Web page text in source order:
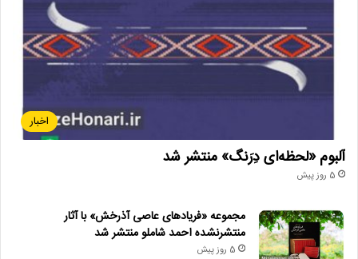
اخبار
آلبوم «لحظه‌ای دِرَنگ» منتشر شد
5 روز پیش
مجموعه «فریادهای عاصی آذرخش» با آثار
منتشرنشده احمد شاملو منتشر شد
5 روز پیش